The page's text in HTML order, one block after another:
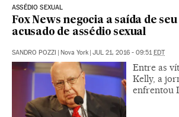
ASSÉDIO SEXUAL
Fox News negocia a saída de
acusado de assédio sexual
SANDRO POZZI | Nova York | JUL 21, 2016 - 09:51 EDT
Entre as
Kelly, a
enfrentou